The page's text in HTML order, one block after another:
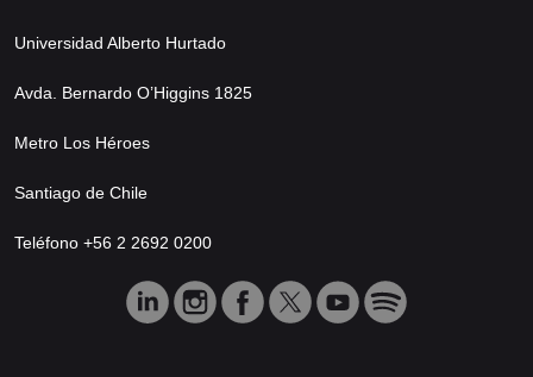
Universidad Alberto Hurtado
Avda. Bernardo O’Higgins 1825
Metro Los Héroes
Santiago de Chile
Teléfono +56 2 2692 0200